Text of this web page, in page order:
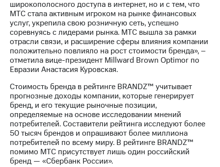
широкополосного доступа в интернет, но и с тем, что
МТС стала активным игроком на рынке финансовых
услуг, укрепила свою розничную сеть, успешно
соревнуясь с лидерами рынка. МТС вышла за рамки
отрасли связи, и расширение сферы влияния компании
положительно повлияло на рост стоимости бренда», –
отметила вице-президент Millward Brown Optimor по
Евразии Анастасия Куровская.
Стоимость бренда в рейтинге BRANDZ™ учитывает
прогнозные доходы компании, которые генерирует
бренд, и его текущие рыночные позиции,
определяемые на основе исследовании мнений
потребителей. Составители рейтинга исследуют более
50 тысяч брендов и опрашивают более миллиона
потребителей по всему миру. В рейтинге BRANDZ™
помимо МТС присутствует лишь один российский
бренд — «Сбербанк России».